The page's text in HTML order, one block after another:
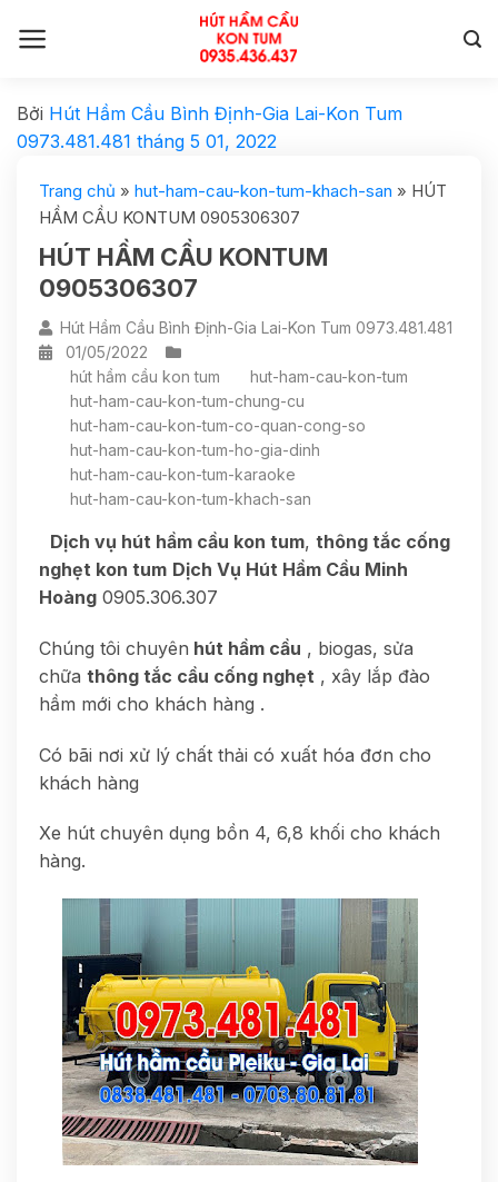
Bởi Hút Hầm Cầu Bình Định-Gia Lai-Kon Tum
0973.481.481 tháng 5 01, 2022
Trang chủ » hut-ham-cau-kon-tum-khach-san » HÚT
HẦM CẦU KONTUM 0905306307
HÚT HẦM CẦU KONTUM
0905306307
Hút Hầm Cầu Bình Định-Gia Lai-Kon Tum 0973.481.481
01/05/2022
hút hầm cầu kon tum
hut-ham-cau-kon-tum
hut-ham-cau-kon-tum-chung-cu
hut-ham-cau-kon-tum-co-quan-cong-so
hut-ham-cau-kon-tum-ho-gia-dinh
hut-ham-cau-kon-tum-karaoke
hut-ham-cau-kon-tum-khach-san
Dịch vụ hút hầm cầu kon tum, thông tắc cống
nghẹt kon tum Dịch Vụ Hút Hầm Cầu Minh
Hoàng 0905.306.307
Chúng tôi chuyên hút hầm cầu , biogas, sửa
chữa thông tắc cầu cống nghẹt , xây lắp đào
hầm mới cho khách hàng .
Có bãi nơi xử lý chất thải có xuất hóa đơn cho
khách hàng
Xe hút chuyên dụng bồn 4, 6,8 khối cho khách
hàng.